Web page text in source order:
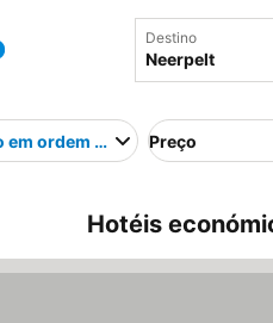
Destino
em ordem crescentePreço
Hotéis